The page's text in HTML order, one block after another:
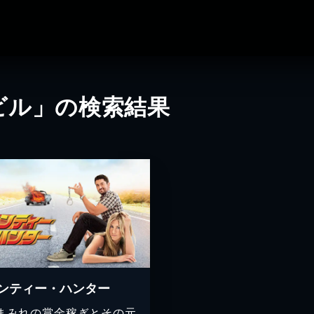
」の検索結果
ティー・ハンター